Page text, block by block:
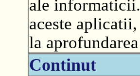
ale
aceste
la
Continut